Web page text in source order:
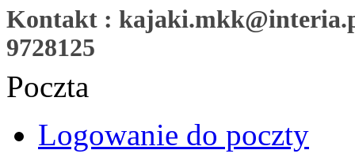
Kontakt :
9728125
Poczta
Logowanie do poczty